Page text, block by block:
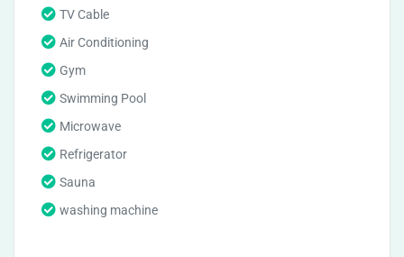
TV Cable
Air Conditioning
Gym
Swimming Pool
Microwave
Refrigerator
Sauna
washing machine